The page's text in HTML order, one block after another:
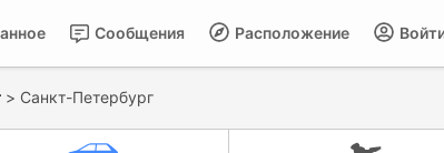
Расположение
Сообщения
> Санкт-Петербург